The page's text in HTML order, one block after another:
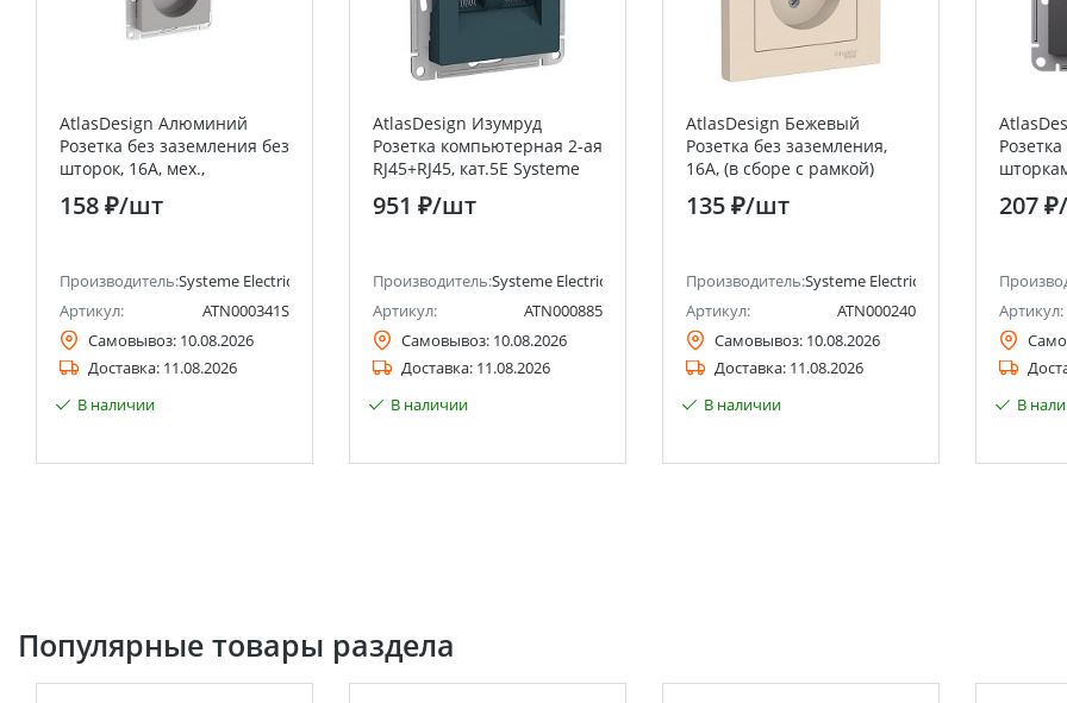
Schneider Electric)
AtlasDesign Алюминий
Розетка без заземления без
шторок, 16А, мех.,
быстрозажим. клемм
158 ₽/шт
Производитель:Systeme Electric (ранее Schneider Electric)
Артикул:
ATN000341S
Самовывоз: 10.08.2026
Доставка: 11.08.2026
В наличии
AtlasDesign Изумруд
Розетка компьютерная 2-ая
RJ45+RJ45, кат.5E Systeme
Electric (Schneider Electric)
951 ₽/шт
Производитель:Systeme Electric (ранее Schneider Electric)
Артикул:
ATN000885
Самовывоз: 10.08.2026
Доставка: 11.08.2026
В наличии
AtlasDesign Бежевый
Розетка без заземления,
16А, (в сборе с рамкой)
Systeme Electric (Schneider
Electric)
135 ₽/шт
Производитель:Systeme Electric (ранее Schneider
Артикул:
ATN000240
Самовывоз: 10.08.2026
Доставка: 11.08.2026
В наличии
Electric)
207 ₽
Артикул:
В
Популярные товары раздела